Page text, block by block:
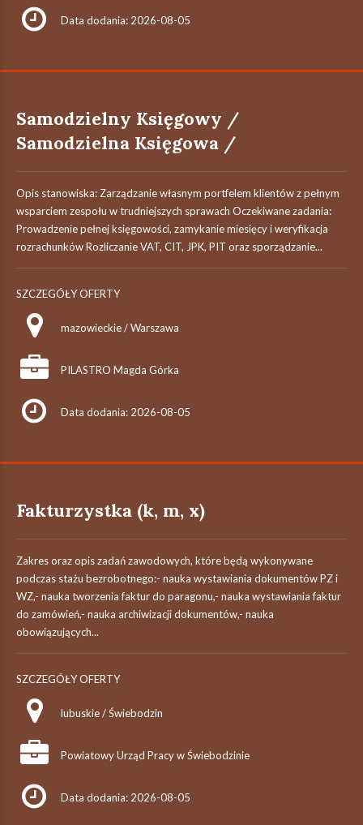
Data dodania: 2026-08-05
Samodzielny Księgowy /
Samodzielna Księgowa /
Opis stanowiska: Zarządzanie własnym portfelem klientów z pełnym
wsparciem zespołu w trudniejszych sprawach Oczekiwane zadania:
Prowadzenie pełnej księgowości, zamykanie miesięcy i weryfikacja
rozrachunków Rozliczanie VAT, CIT, JPK, PIT oraz sporządzanie...
SZCZEGÓŁY OFERTY
mazowieckie / Warszawa
PILASTRO Magda Górka
Data dodania: 2026-08-05
Fakturzystka (k, m, x)
Zakres oraz opis zadań zawodowych, które będą wykonywane
podczas stażu bezrobotnego:- nauka wystawiania dokumentów PZ i
WZ,- nauka tworzenia faktur do paragonu,- nauka wystawiania faktur
do zamówień,- nauka archiwizacji dokumentów,- nauka
obowiązujących...
SZCZEGÓŁY OFERTY
lubuskie / Świebodzin
Powiatowy Urząd Pracy w Świebodzinie
Data dodania: 2026-08-05